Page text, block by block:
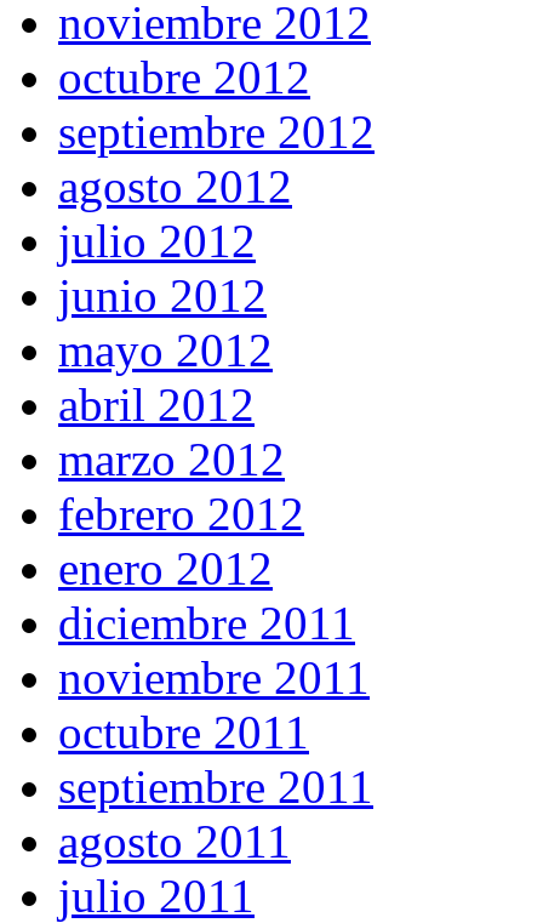
noviembre 2012
octubre 2012
septiembre 2012
agosto 2012
julio 2012
junio 2012
mayo 2012
abril 2012
marzo 2012
febrero 2012
enero 2012
diciembre 2011
noviembre 2011
octubre 2011
septiembre 2011
agosto 2011
julio 2011